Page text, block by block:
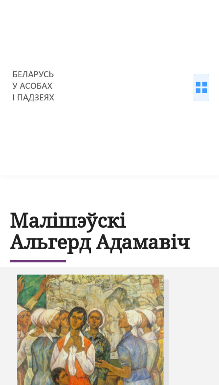
Малішэўскі
Альгерд Адамавіч